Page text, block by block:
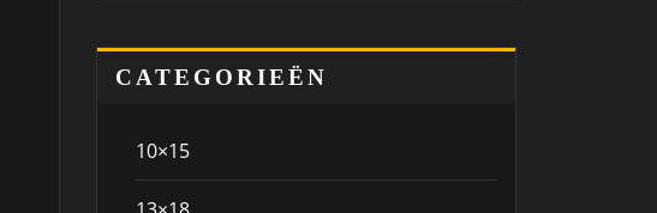
CATEGORIEËN
10×15